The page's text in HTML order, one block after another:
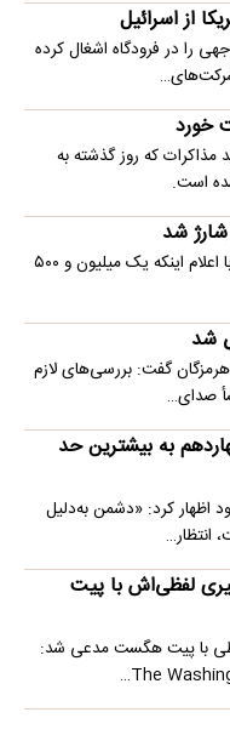
از اسرائیل
را در فرودگاه اشغال کرده
خورد
مذاکرات که روز گذشته به
است.
معاون رفاه وزارت تعاون، کار و رفاه اجتماعی با اعلام اینکه یک میلیون و ۵۰۰
شد
گفت: بررسی‌های لازم
صدای…
به بیشترین حد
اظهار کرد: «دشمن به‌دلیل
انتظار…
لفظی‌اش با پیت
با پیت هگست مدعی شد: